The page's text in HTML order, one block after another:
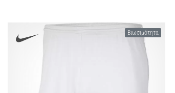
Βιωσιμότητα